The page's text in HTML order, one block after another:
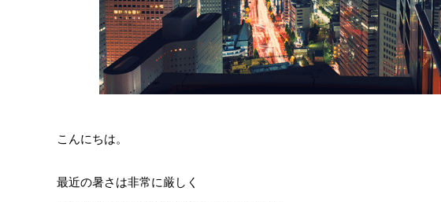
こんにちは。
最近の暑さは非常に厳しく